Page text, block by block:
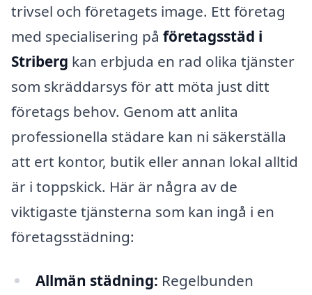
trivsel och företagets image. Ett företag
med specialisering på företagsstäd i
Striberg kan erbjuda en rad olika tjänster
som skräddarsys för att möta just ditt
företags behov. Genom att anlita
professionella städare kan ni säkerställa
att ert kontor, butik eller annan lokal alltid
är i toppskick. Här är några av de
viktigaste tjänsterna som kan ingå i en
företagsstädning:
Allmän städning: Regelbunden